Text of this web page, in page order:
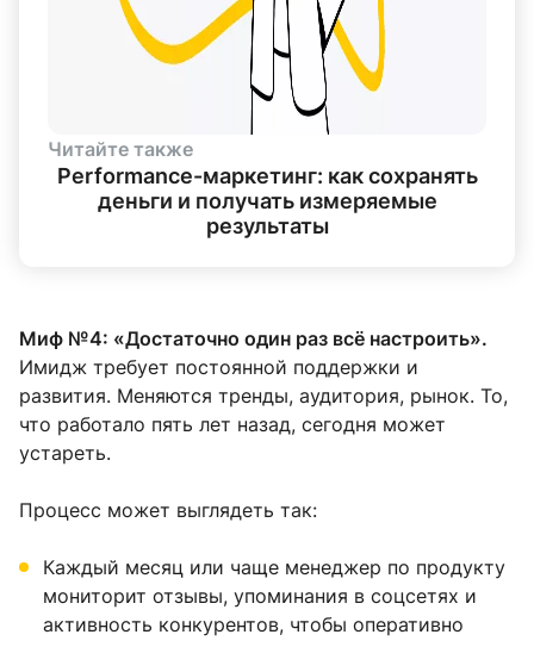
Читайте также
Performance-маркетинг: как сохранять
деньги и получать измеряемые
результаты
Миф №4: «Достаточно один раз всё настроить».
Имидж требует постоянной поддержки и
развития. Меняются тренды, аудитория, рынок. То,
что работало пять лет назад, сегодня может
устареть.
Процесс может выглядеть так:
Каждый месяц или чаще менеджер по продукту
мониторит отзывы, упоминания в соцсетях и
активность конкурентов, чтобы оперативно